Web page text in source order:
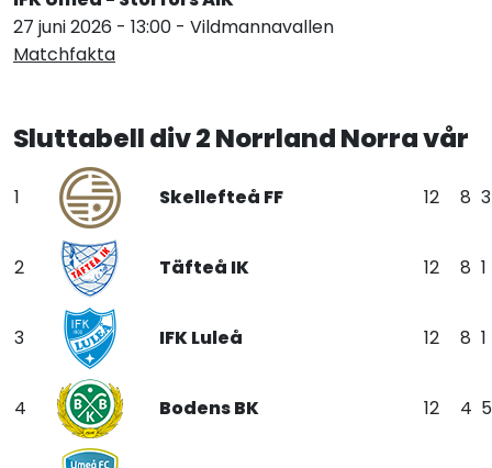
27 juni 2026 - 13:00 - Vildmannavallen
Matchfakta
Sluttabell div 2 Norrland Norra vår
1 Skellefteå FF 12 8 3
2 Täfteå IK 12 8 1
3 IFK Luleå 12 8 1
4 Bodens BK 12 4 5